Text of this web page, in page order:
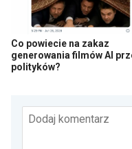
Co powiecie na zakaz
generowania filmów AI
polityków?
Dodaj komentarz